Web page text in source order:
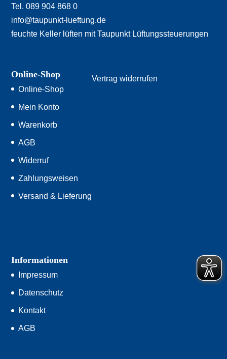
Tel. 089 904 868 0
info@taupunkt-lueftung.de
feuchte Keller lüften mit Taupunkt Lüftungssteuerungen
Online-Shop
Online-Shop
Mein Konto
Warenkorb
AGB
Widerruf
Zahlungsweisen
Versand & Lieferung
Vertrag widerrufen
Informationen
Impressum
Datenschutz
Kontakt
AGB